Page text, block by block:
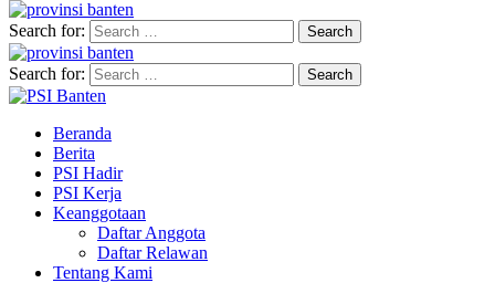
Search for:
Search for:
Beranda
Berita
PSI Hadir
PSI Kerja
Keanggotaan
Daftar Anggota
Daftar Relawan
Tentang Kami